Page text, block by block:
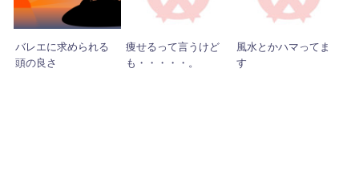
バレエに求められる
頭の良さ
痩せるって言うけど
も・・・・・。
風水とかハマってま
す